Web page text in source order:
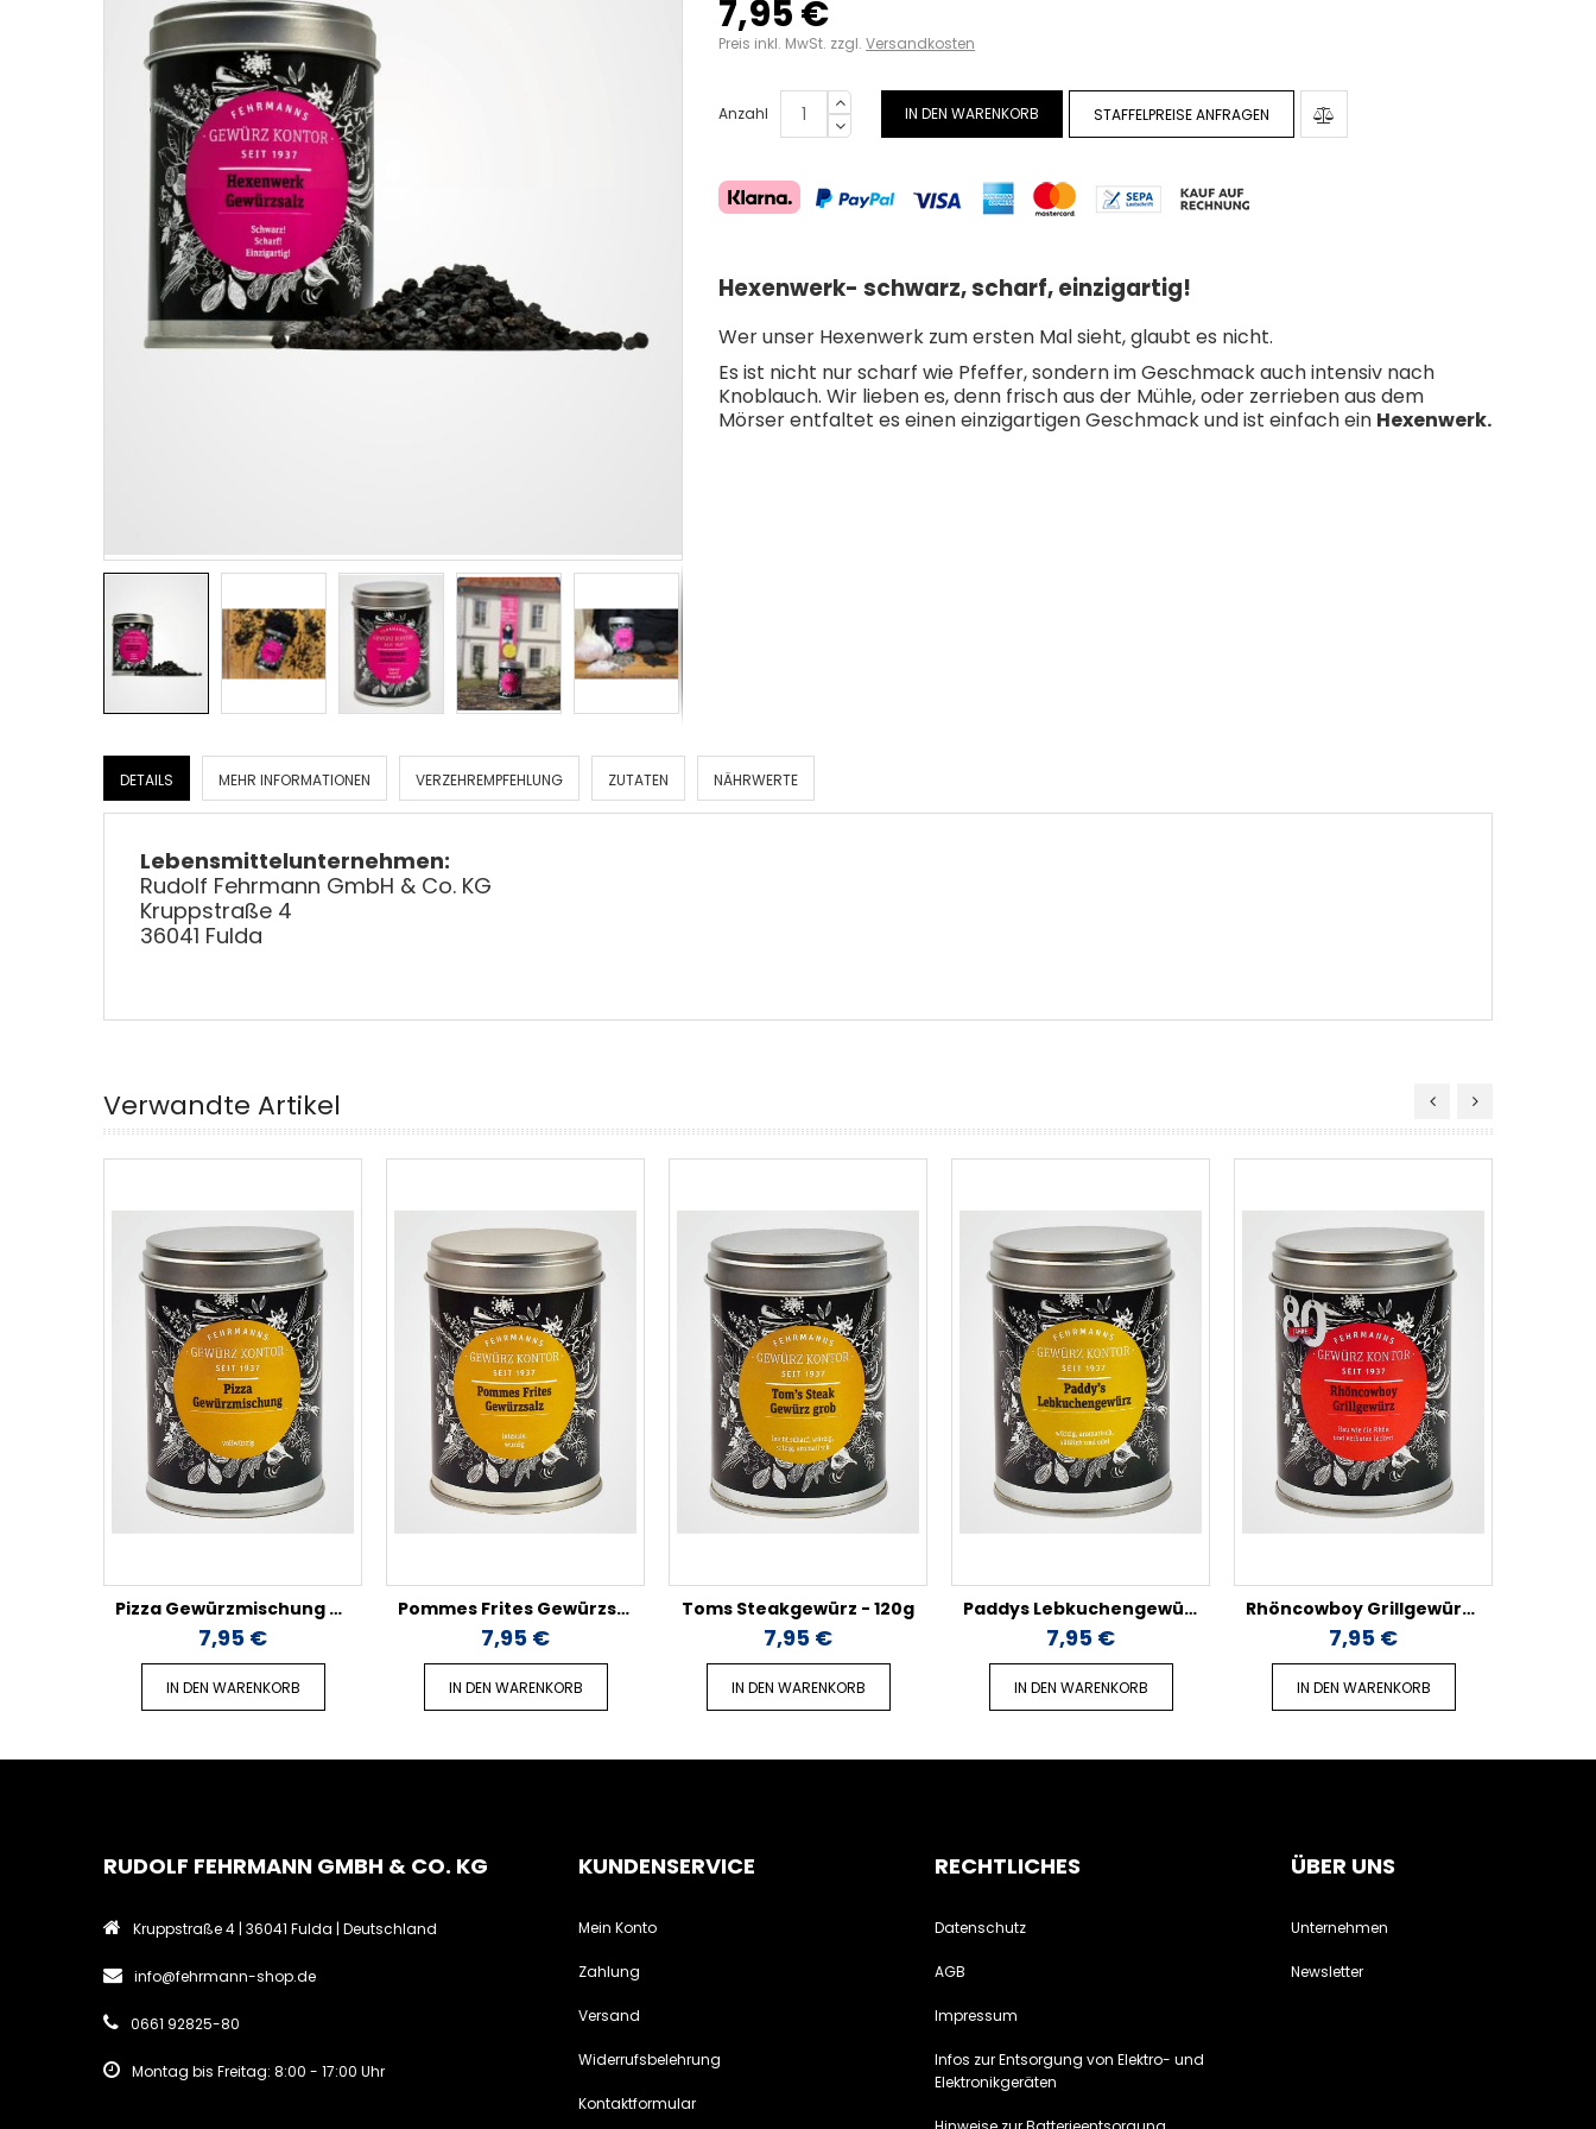
7,95 €
Preis inkl. MwSt. zzgl.Versandkosten
Anzahl IN DEN WARENKORB STAFFELPREISE ANFRAGEN
Hexenwerk- schwarz, scharf, einzigartig!
Wer unser Hexenwerk zum ersten Mal sieht, glaubt es nicht.
Es ist nicht nur scharf wie Pfeffer, sondern im Geschmack auch intensiv nach
Knoblauch. Wir lieben es, denn frisch aus der Mühle, oder zerrieben aus dem
Mörser entfaltet es einen einzigartigen Geschmack und ist einfach ein Hexenwerk.
DETAILS MEHR INFORMATIONEN VERZEHREMPFEHLUNG ZUTATEN NÄHRWERTE
Lebensmittelunternehmen:
Rudolf Fehrmann GmbH & Co. KG
Kruppstraße 4
36041 Fulda
Verwandte Artikel
Pizza Gewürzmischung - 50g
7,95 €
IN DEN WARENKORB
Pommes Frites Gewürzsalz - 150g
7,95 €
IN DEN WARENKORB
Toms Steakgewürz - 120g
7,95 €
IN DEN WARENKORB
Paddys Lebkuchengewürz - 80g
7,95 €
IN DEN WARENKORB
Rhöncowboy Grillgewürz - 70g
7,95 €
IN DEN WARENKORB
RUDOLF FEHRMANN GMBH & CO. KG
Kruppstraße 4 | 36041 Fulda | Deutschland
info@fehrmann-shop.de
0661 92825-80
Montag bis Freitag: 8:00 - 17:00 Uhr
KUNDENSERVICE
Mein Konto
Zahlung
Versand
Widerrufsbelehrung
Kontaktformular
RECHTLICHES
Datenschutz
AGB
Impressum
Infos zur Entsorgung von Elektro- und
Elektronikgeräten
ÜBER UNS
Unternehmen
Newsletter